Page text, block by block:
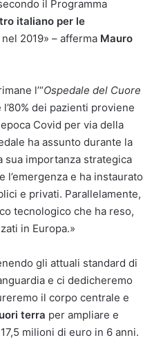
il Programma
italiano per le
2019» – afferma Mauro
l’“Ospedale del Cuore
dei pazienti proviene
Covid per via della
ha assunto durante la
sua importanza strategica
e ha instaurato
e privati. Parallelamente,
tecnologico che ha reso,
in Europa.»
gli attuali standard di
e ci dedicheremo
il corpo centrale e
terra per ampliare e
milioni di euro in 6 anni.